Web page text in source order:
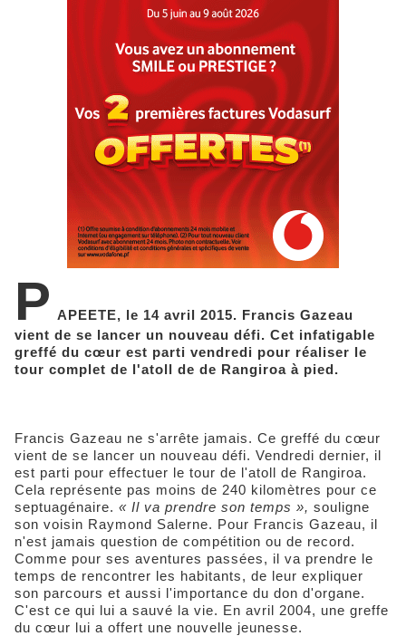
P APEETE, le 14 avril 2015. Francis Gazeau
vient de se lancer un nouveau défi. Cet infatigable
greffé du cœur est parti vendredi pour réaliser le
tour complet de l'atoll de de Rangiroa à pied.
Francis Gazeau ne s'arrête jamais. Ce greffé du cœur
vient de se lancer un nouveau défi. Vendredi dernier, il
est parti pour effectuer le tour de l'atoll de Rangiroa.
Cela représente pas moins de 240 kilomètres pour ce
septuagénaire. « Il va prendre son temps », souligne
son voisin Raymond Salerne. Pour Francis Gazeau, il
n'est jamais question de compétition ou de record.
Comme pour ses aventures passées, il va prendre le
temps de rencontrer les habitants, de leur expliquer
son parcours et aussi l'importance du don d'organe.
C'est ce qui lui a sauvé la vie. En avril 2004, une greffe
du cœur lui a offert une nouvelle jeunesse.